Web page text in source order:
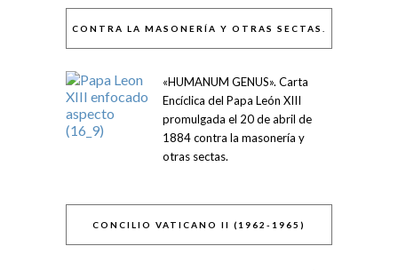
CONTRA LA MASONERÍA Y OTRAS SECTAS.
«HUMANUM GENUS». Carta
Encíclica del Papa León XIII
promulgada el 20 de abril de
1884 contra la masonería y
otras sectas.
CONCILIO VATICANO II (1962-1965)